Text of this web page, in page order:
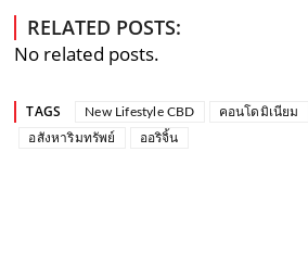
RELATED POSTS:
No related posts.
TAGS New Lifestyle CBD คอนโดมิเนียม
อสังหาริมทรัพย์
ออริจิ้น